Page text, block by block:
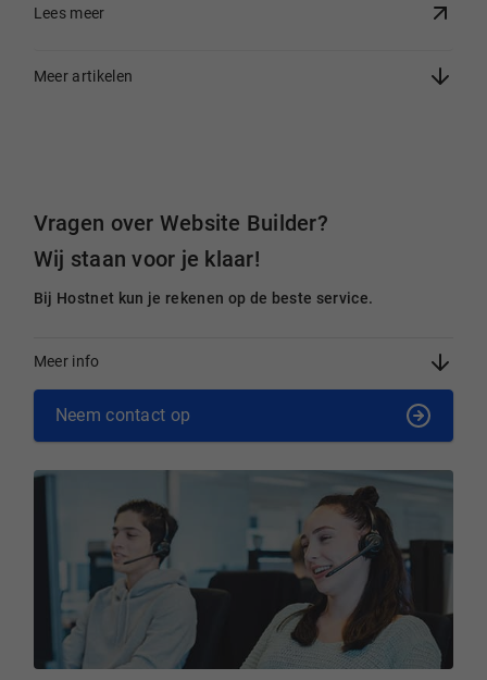
Lees meer
Meer artikelen
Vragen over Website Builder?
Wij staan voor je klaar!
Bij Hostnet kun je rekenen op de beste service.
Meer info
Neem contact op